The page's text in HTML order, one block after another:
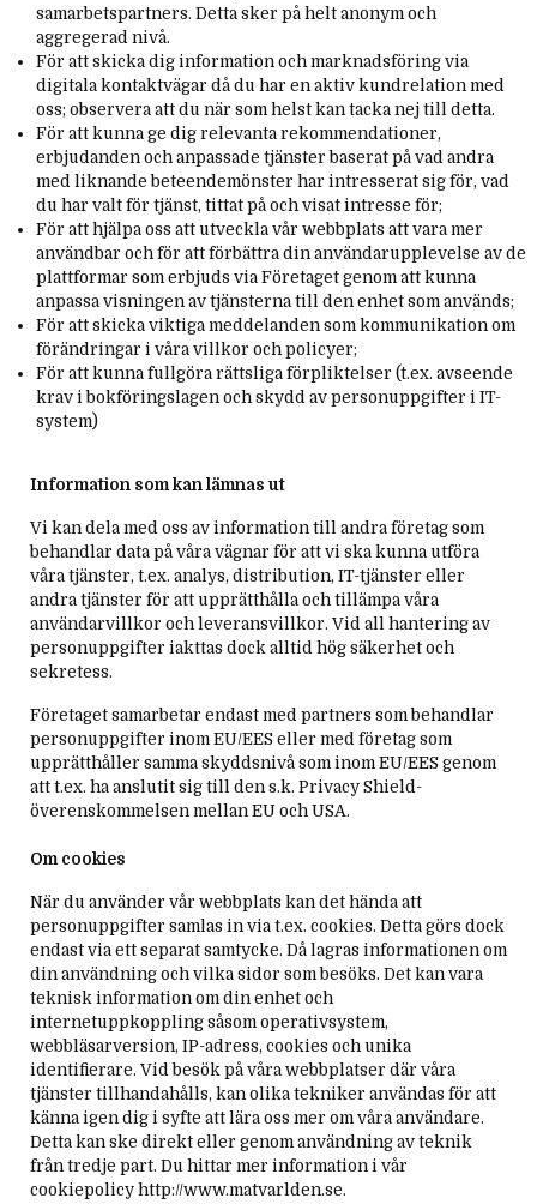
samarbetspartners. Detta sker på helt anonym och
aggregerad nivå.
För att skicka dig information och marknadsföring via
digitala kontaktvägar då du har en aktiv kundrelation med
oss; observera att du när som helst kan tacka nej till detta.
För att kunna ge dig relevanta rekommendationer,
erbjudanden och anpassade tjänster baserat på vad andra
med liknande beteendemönster har intresserat sig för, vad
du har valt för tjänst, tittat på och visat intresse för;
För att hjälpa oss att utveckla vår webbplats att vara mer
användbar och för att förbättra din användarupplevelse av de
plattformar som erbjuds via Företaget genom att kunna
anpassa visningen av tjänsterna till den enhet som används;
För att skicka viktiga meddelanden som kommunikation om
förändringar i våra villkor och policyer;
För att kunna fullgöra rättsliga förpliktelser (t.ex. avseende
krav i bokföringslagen och skydd av personuppgifter i IT-
system)
Information som kan lämnas ut
Vi kan dela med oss av information till andra företag som
behandlar data på våra vägnar för att vi ska kunna utföra
våra tjänster, t.ex. analys, distribution, IT-tjänster eller
andra tjänster för att upprätthålla och tillämpa våra
användarvillkor och leveransvillkor. Vid all hantering av
personuppgifter iakttas dock alltid hög säkerhet och
sekretess.
Företaget samarbetar endast med partners som behandlar
personuppgifter inom EU/EES eller med företag som
upprätthåller samma skyddsnivå som inom EU/EES genom
att t.ex. ha anslutit sig till den s.k. Privacy Shield-
överenskommelsen mellan EU och USA.
Om cookies
När du använder vår webbplats kan det hända att
personuppgifter samlas in via t.ex. cookies. Detta görs dock
endast via ett separat samtycke. Då lagras informationen om
din användning och vilka sidor som besöks. Det kan vara
teknisk information om din enhet och
internetuppkoppling såsom operativsystem,
webbläsarversion, IP-adress, cookies och unika
identifierare. Vid besök på våra webbplatser där våra
tjänster tillhandahålls, kan olika tekniker användas för att
känna igen dig i syfte att lära oss mer om våra användare.
Detta kan ske direkt eller genom användning av teknik
från tredje part. Du hittar mer information i vår
cookiepolicy http://www.matvarlden.se.